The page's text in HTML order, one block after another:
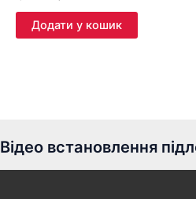
з 5
Додати у кошик
Відео встановлення